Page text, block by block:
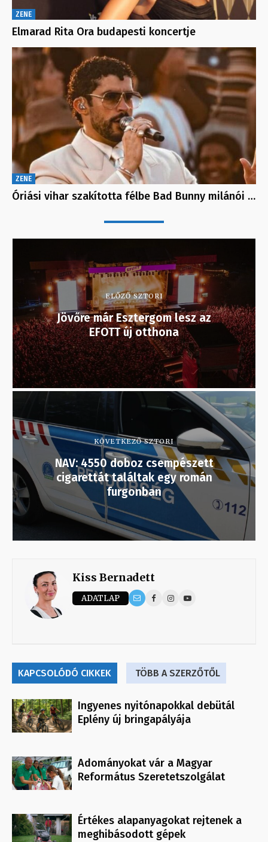
ZENE
Elmarad Rita Ora budapesti koncertje
ZENE
Óriási vihar szakította félbe Bad Bunny milánói …
ELŐZŐ SZTORI
Jövőre már Esztergom lesz az
EFOTT új otthona
KÖVETKEZŐ SZTORI
NAV: 4550 doboz csempészett
cigarettát találtak egy román
furgonban
Kiss Bernadett
ADATLAP
KAPCSOLÓDÓ CIKKEK TÖBB A SZERZŐTŐL
Ingyenes nyitónapokkal debütál
Eplény új bringapályája
Adományokat vár a Magyar
Református Szeretetszolgálat
Értékes alapanyagokat rejtenek a
meghibásodott gépek